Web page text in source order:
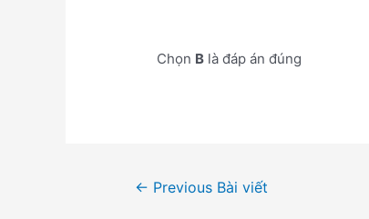
Chọn B là đáp án đúng
Điều← Previous Bài viết